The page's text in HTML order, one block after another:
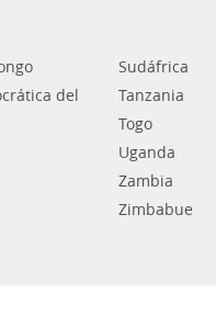
del
Sudáfrica
Tanzania
Togo
Uganda
Zambia
Zimbabue